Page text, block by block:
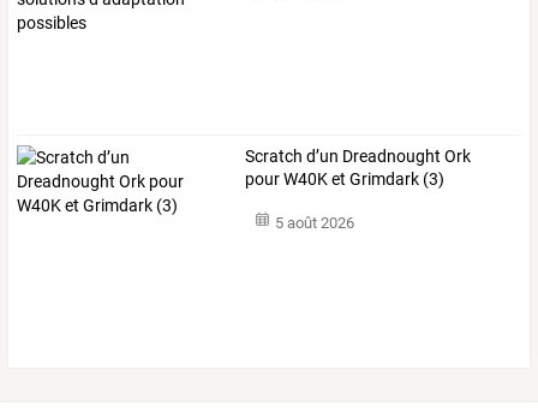
Scratch d’un Dreadnought Ork
pour W40K et Grimdark (3)
5 août 2026